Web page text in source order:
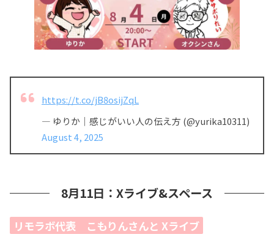
https://t.co/jB8osijZqL
— ゆりか｜感じがいい人の伝え方 (@yurika10311)
August 4, 2025
8月11日：Xライブ&スペース
リモラボ代表 こもりんさんと Xライブ